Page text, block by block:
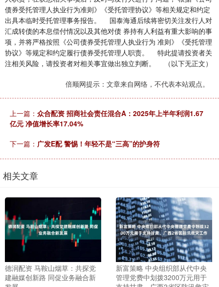
倍顺网提示：文章来自网络，不代表本站观点。
上一篇： 众合配资 招商社会责任混合A：2025年上半年利润1.67
亿元 净值增长率17.04%
下一篇： 广发E配 警惕！年轻不是“三高”的护身符
相关文章
德润配资 马鞍山烟草：共探党
建融媒创新路 同促业务融合新
新富策略 中央组织部从代中央
管理党费中划拨3200万元用于